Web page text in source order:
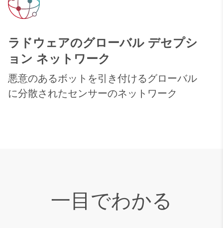
ラドウェアのグローバル デセプシ
ョン ネットワーク
悪意のあるボットを引き付けるグローバル
に分散されたセンサーのネットワーク
一目でわかる